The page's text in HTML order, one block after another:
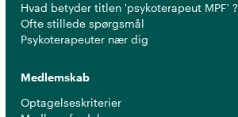
Hvad betyder titlen 'psykoterapeut MPF' ?
Ofte stillede spørgsmål
Psykoterapeuter nær dig
Medlemskab
Optagelseskriterier